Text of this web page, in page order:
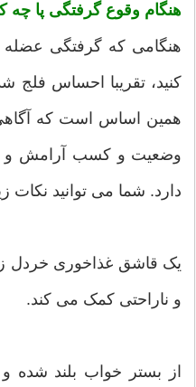
هنگام وقوع گرفتگی پا چه
هنگامی که گرفتگی
کنید، تقریبا احساس
همین اساس است که
وضعیت و کسب آرامش و
دارد. شما می توانید نکات
یک قاشق غذاخوری خردل
و ناراحتی کمک می کند.
از بستر خواب بلند شده